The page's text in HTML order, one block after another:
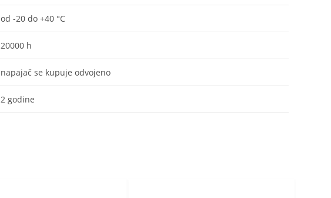
od -20 do +40 °C
20000 h
napajač se kupuje odvojeno
2 godine